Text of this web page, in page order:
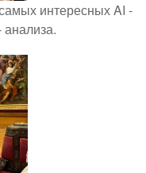
интересных AI -